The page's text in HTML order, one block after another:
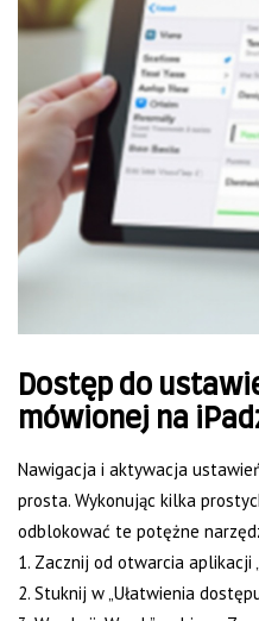
Dostęp do
mówionej na
Nawigacja i aktywacja
prosta. Wykonując kilka
odblokować te potężne
1. Zacznij od otwarcia aplikacji
2. Stuknij w „Ułatwienia